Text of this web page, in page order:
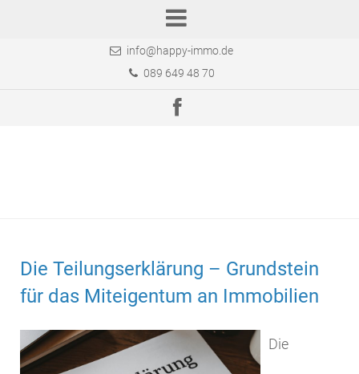
info@happy-immo.de
089 649 48 70
Die Teilungserklärung – Grundstein
für das Miteigentum an Immobilien
Die